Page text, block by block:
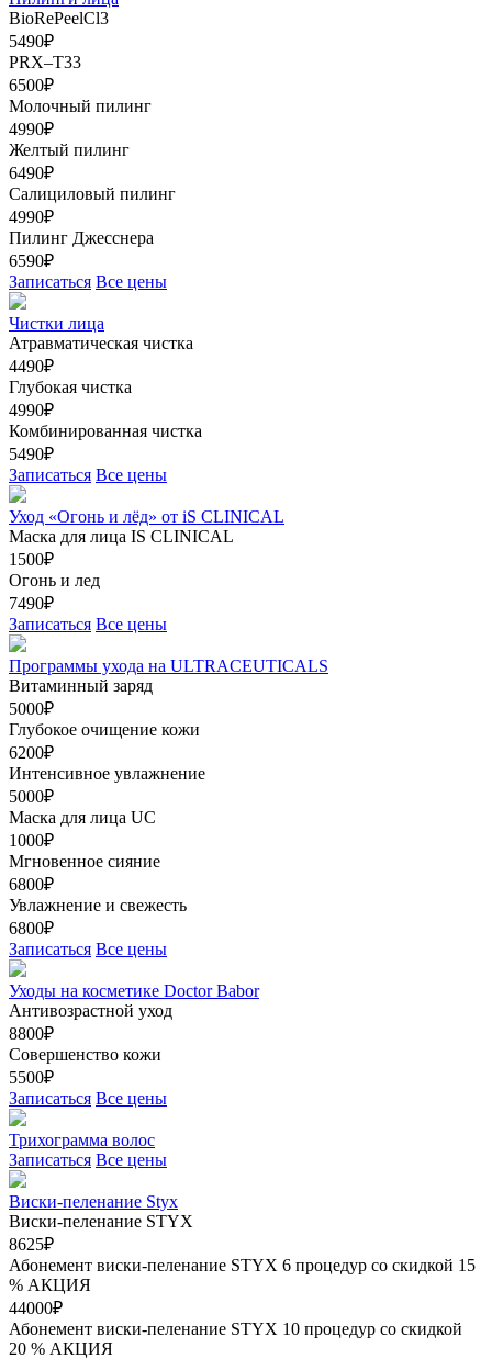
BioRePeelCl3
5490₽
PRX–T33
6500₽
Молочный пилинг
4990₽
Желтый пилинг
6490₽
Салициловый пилинг
4990₽
Пилинг Джесснера
6590₽
Записаться Все цены
Чистки лица
Атравматическая чистка
4490₽
Глубокая чистка
4990₽
Комбинированная чистка
5490₽
Записаться Все цены
Уход «Огонь и лёд» от iS CLINICAL
Маска для лица IS CLINICAL
1500₽
Огонь и лед
7490₽
Записаться Все цены
Программы ухода на ULTRACEUTICALS
Витаминный заряд
5000₽
Глубокое очищение кожи
6200₽
Интенсивное увлажнение
5000₽
Маска для лица UC
1000₽
Мгновенное сияние
6800₽
Увлажнение и свежесть
6800₽
Записаться Все цены
Уходы на косметике Doctor Babor
Антивозрастной уход
8800₽
Совершенство кожи
5500₽
Записаться Все цены
Трихограмма волос
Записаться Все цены
Виски-пеленание Styx
Виски-пеленание STYX
8625₽
Абонемент виски-пеленание STYX 6 процедур со скидкой 15
% АКЦИЯ
44000₽
Абонемент виски-пеленание STYX 10 процедур со скидкой
20 % АКЦИЯ